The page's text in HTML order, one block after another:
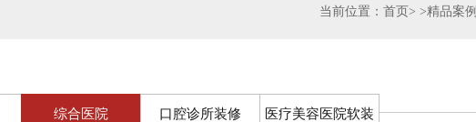
当前位置： 首页 > >精品案例
综合医院 口腔诊所装修 医疗美容医院软装